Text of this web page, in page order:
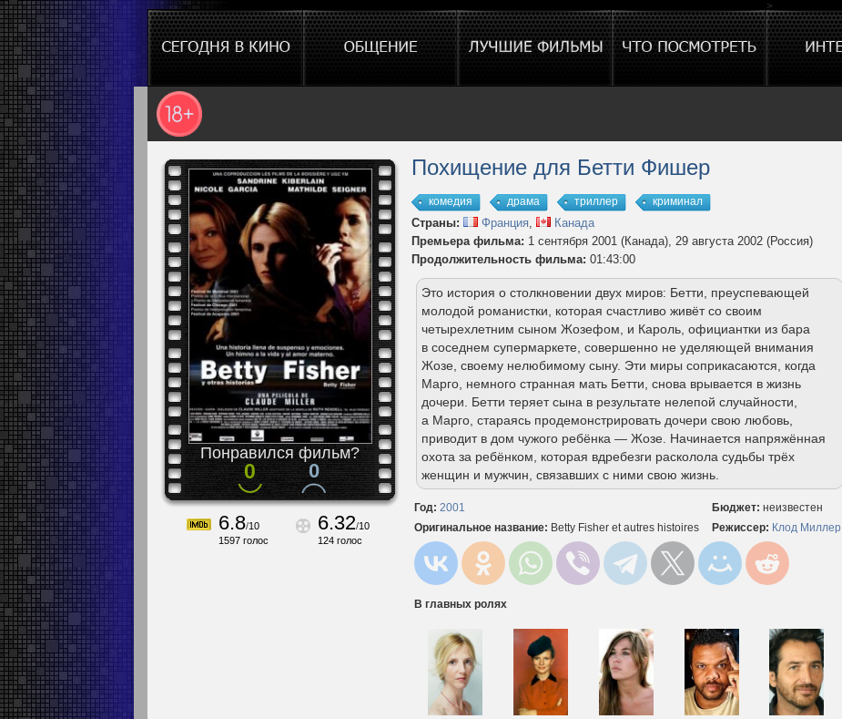
>
Понравился фильм?
0 0
6.8/10
1597 голос
6.32/10
124 голос
Похищение для Бетти Фишер
комедия драма триллер криминал
Страны: Франция,
Канада
Премьера фильма: 1 сентября 2001 (Канада), 29 августа 2002 (Россия)
Продолжительность фильма: 01:43:00
Это история о столкновении двух миров: Бетти, преуспевающей
молодой романистки, которая счастливо живёт со своим
четырехлетним сыном Жозефом, и Кароль, официантки из бара
в соседнем супермаркете, совершенно не уделяющей внимания
Жозе, своему нелюбимому сыну. Эти миры соприкасаются, когда
Марго, немного странная мать Бетти, снова врывается в жизнь
дочери. Бетти теряет сына в результате нелепой случайности,
а Марго, стараясь продемонстрировать дочери свою любовь,
приводит в дом чужого ребёнка — Жозе. Начинается напряжённая
охота за ребёнком, которая вдребезги расколола судьбы трёх
женщин и мужчин, связавших с ними свою жизнь.
Год: 2001 Бюджет: неизвестен
Оригинальное название: Betty Fisher et autres histoires Режиссер: Клод Миллер
В главных ролях